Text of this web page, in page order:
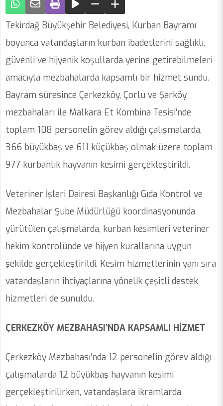
Tekirdağ Büyükşehir Belediyesi, Kurban Bayramı
boyunca vatandaşların kurban ibadetlerini sağlıklı,
güvenli ve hijyenik koşullarda yerine getirebilmeleri
amacıyla mezbahalarda kapsamlı bir hizmet sundu.
Bayram süresince Çerkezköy, Çorlu ve Şarköy
mezbahaları ile Malkara Et Kombina Tesisi’nde
toplam 108 personelin görev aldığı çalışmalarda,
366 büyükbaş ve 611 küçükbaş olmak üzere toplam
977 kurbanlık hayvanın kesimi gerçekleştirildi.
Veteriner İşleri Dairesi Başkanlığı Gıda Kontrol ve
Mezbahalar Şube Müdürlüğü koordinasyonunda
yürütülen çalışmalarda, kurban kesimleri veteriner
hekim kontrolünde ve hijyen kurallarına uygun
şekilde gerçekleştirildi. Kesim hizmetlerinin yanı sıra
vatandaşların ihtiyaçlarına yönelik çeşitli destek
hizmetleri de sunuldu.
ÇERKEZKÖY MEZBAHASI’NDA KAPSAMLI HİZMET
Çerkezköy Mezbahası’nda 12 personelin görev aldığı
çalışmalarda 12 büyükbaş hayvanın kesimi
gerçekleştirilirken, vatandaşlara ikramlarda